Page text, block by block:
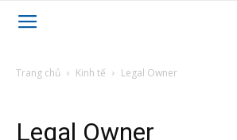
Trang chủ Kinh tế Legal Owner
Legal Owner